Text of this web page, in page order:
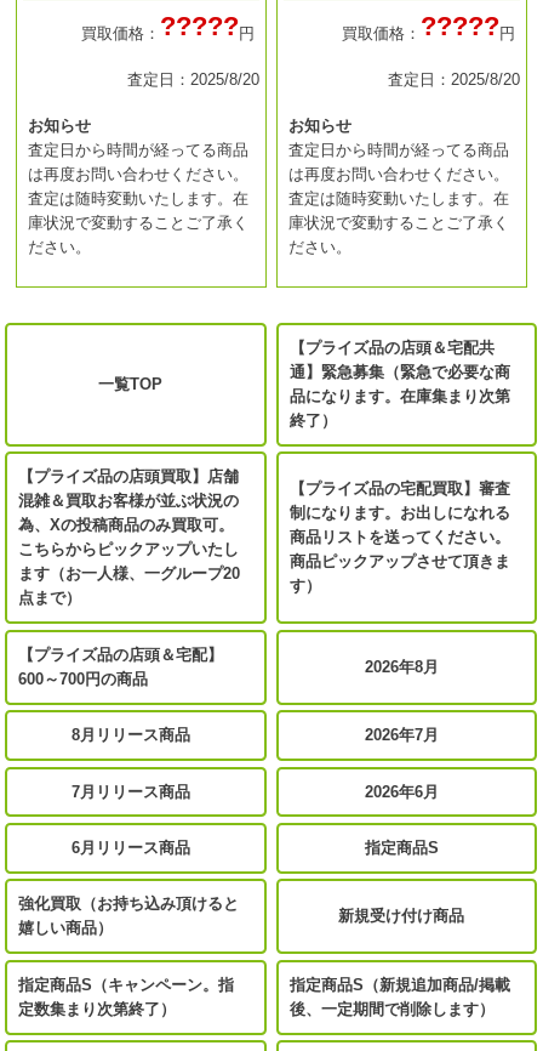
買取価格： ?????円
査定日：2025/8/20
お知らせ
査定日から時間が経ってる商品
は再度お問い合わせください。
査定は随時変動いたします。在
庫状況で変動することご了承く
ださい。
買取価格： ?????円
査定日：2025/8/20
お知らせ
査定日から時間が経ってる商品
は再度お問い合わせください。
査定は随時変動いたします。在
庫状況で変動することご了承く
ださい。
一覧TOP
【プライズ品の店頭＆宅配共
通】緊急募集（緊急で必要な商
品になります。在庫集まり次第
終了）
【プライズ品の店頭買取】店舗
混雑＆買取お客様が並ぶ状況の
為、Xの投稿商品のみ買取可。
こちらからピックアップいたし
ます（お一人様、一グループ20
点まで）
【プライズ品の宅配買取】審査
制になります。お出しになれる
商品リストを送ってください。
商品ピックアップさせて頂きま
す）
【プライズ品の店頭＆宅配】
600～700円の商品
2026年8月
8月リリース商品 2026年7月
7月リリース商品 2026年6月
6月リリース商品 指定商品S
強化買取（お持ち込み頂けると
嬉しい商品）
新規受け付け商品
指定商品S（キャンペーン。指
定数集まり次第終了）
指定商品S（新規追加商品/掲載
後、一定期間で削除します）